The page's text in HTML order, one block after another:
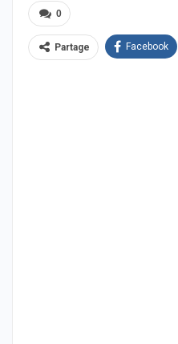
0
Partage Facebook